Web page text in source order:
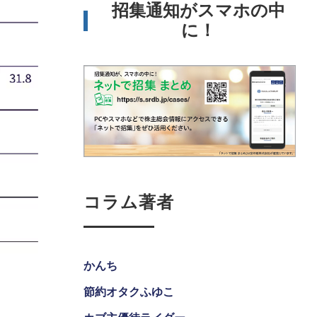
招集通知がスマホの中
に！
コラム著者
かんち
節約オタクふゆこ